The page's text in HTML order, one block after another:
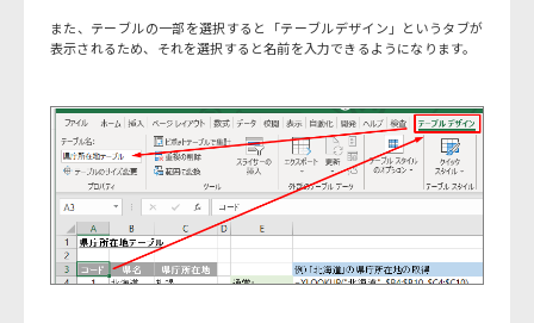
また、テーブルの一部を選択すると「テーブルデザイン」というタブが
表示されるため、それを選択すると名前を入力できるようになります。